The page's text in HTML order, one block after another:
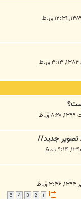
تصویر جدید//
1
2
3
4
5